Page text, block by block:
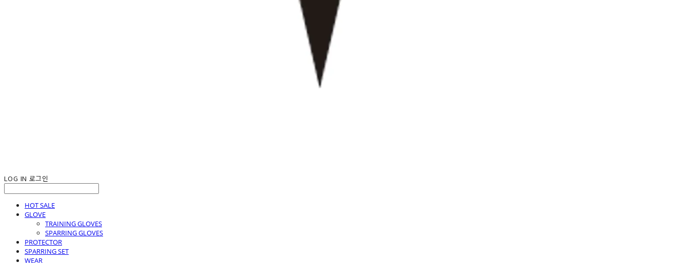
LOG IN 로그인
HOT SALE
GLOVE
TRAINING GLOVES
SPARRING GLOVES
PROTECTOR
SPARRING SET
WEAR